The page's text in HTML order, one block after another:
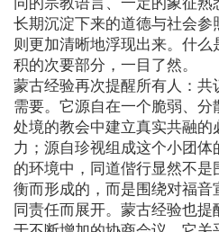
长期沉淀下来的道德与社会
则更加清晰地浮现出来。什
积的次要部分，一目了然。
蒙古经验再次提醒所有人：
需要。它源自在一个脆弱、
处境的教会中建立真实共融
力；源自珍视组成这个小团
的环境中，同道偕行显然不
衡而形成的，而是围绕对福
同责任而展开。蒙古经验也